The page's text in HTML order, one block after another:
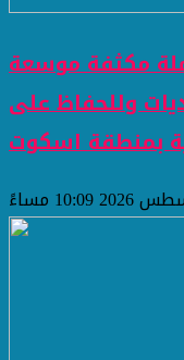
مكثفة موسعة
وللحفاظ على
بمنطقة اسكوت